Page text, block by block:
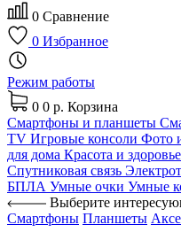
0 Сравнение
0 Избранное
Режим работы
0 0 р. Корзина
Смартфоны и планшеты
TV Игровые консоли Фото
для дома Красота и здоровье
Спутниковая связь
БПЛА Умные очки Умные
Выберите
Смартфоны Планшеты